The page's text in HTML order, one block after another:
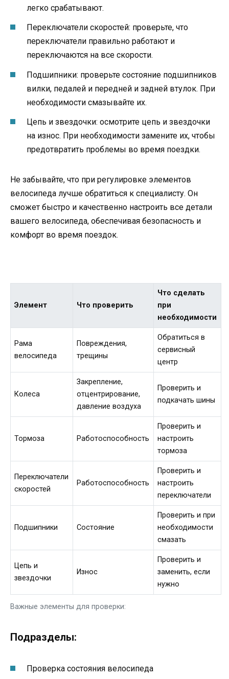
легко срабатывают.
Переключатели скоростей: проверьте, что
переключатели правильно работают и
переключаются на все скорости.
Подшипники: проверьте состояние подшипников
вилки, педалей и передней и задней втулок. При
необходимости смазывайте их.
Цепь и звездочки: осмотрите цепь и звездочки
на износ. При необходимости замените их, чтобы
предотвратить проблемы во время поездки.
Не забывайте, что при регулировке элементов
велосипеда лучше обратиться к специалисту. Он
сможет быстро и качественно настроить все детали
вашего велосипеда, обеспечивая безопасность и
комфорт во время поездок.
Важные элементы для проверки:
Элемент Что проверить
Что сделать
при
необходимости
Рама
велосипеда
Повреждения,
трещины
Обратиться в
сервисный
центр
Колеса
Закрепление,
отцентрирование,
давление воздуха
Проверить и
подкачать шины
Тормоза Работоспособность
Проверить и
настроить
тормоза
Переключатели
скоростей
Работоспособность
Проверить и
настроить
переключатели
Подшипники Состояние
Проверить и при
необходимости
смазать
Цепь и
звездочки
Износ
Проверить и
заменить, если
нужно
Подразделы:
Проверка состояния велосипеда